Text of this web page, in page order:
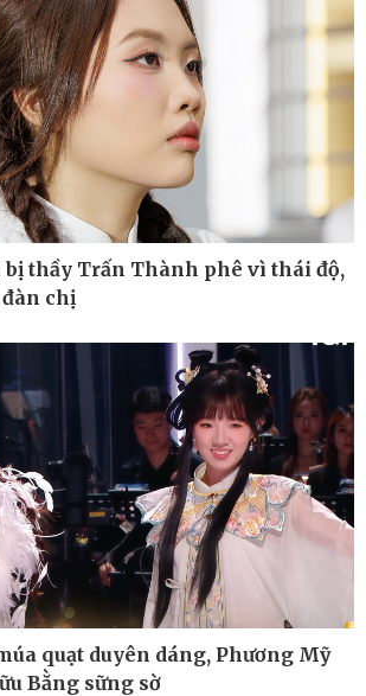
Thông tin doanh nghiệp
Doanh nghiệp 24h
Doanh nhân
Vì cộng đồng
bị thầy Trấn Thành phê vì thái độ,
chị
quạt duyên dáng, Phương Mỹ
Bằng sững sờ